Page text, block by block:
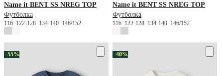
Name it BENT SS NREG TOP
Футболка
116 122-128 134-140 146/152
Name it BENT SS NREG TOP
Футболка
116 122-128 134-140 146/152
−55% −40%